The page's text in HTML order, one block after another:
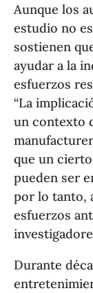
Aunque los
estudio no
sostienen
ayudar a la
esfuerzos
“La
un contexto
que un
pueden ser
por lo tanto,
esfuerzos
Durante